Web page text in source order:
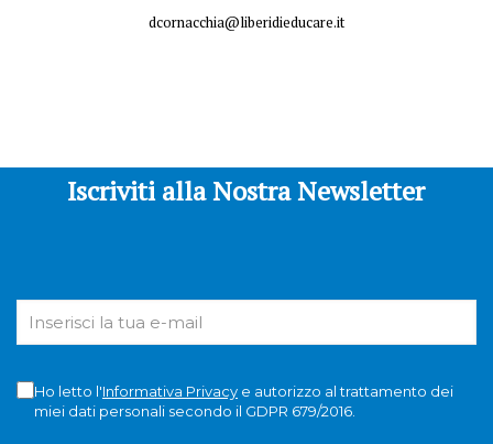
dcornacchia@liberidieducare.it
Iscriviti alla Nostra Newsletter
Ho letto l'Informativa Privacye autorizzo al trattamento dei
miei dati personali secondo il GDPR 679/2016.